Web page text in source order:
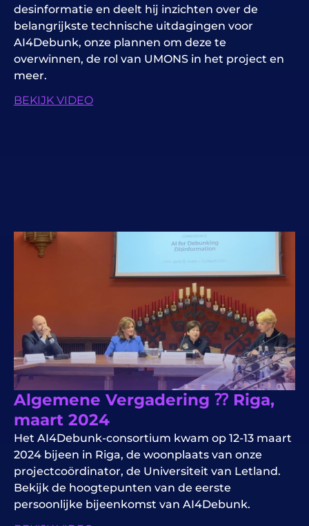
desinformatie en deelt hij inzichten over de
belangrijkste technische uitdagingen voor
AI4Debunk, onze plannen om deze te
overwinnen, de rol van UMONS in het project en
meer.
BEKIJK VIDEO
Algemene Vergadering ⁇ Riga,
maart 2024
Het AI4Debunk-consortium kwam op 12-13 maart
2024 bijeen in Riga, de woonplaats van onze
projectcoördinator, de Universiteit van Letland.
Bekijk de hoogtepunten van de eerste
persoonlijke bijeenkomst van AI4Debunk.